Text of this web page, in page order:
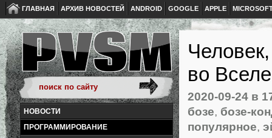
ГЛАВНАЯ АРХИВ НОВОСТЕЙ ANDROID GOOGLE APPLE
НОВОСТИ
ПРОГРАММИРОВАНИЕ
во
2020-09-24 в
бозе, бозе-
популярное,